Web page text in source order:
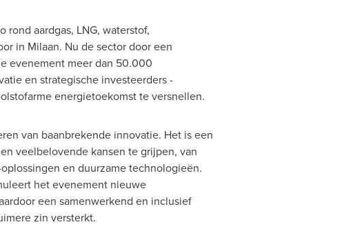
aardgas, LNG, waterstof,
in Milaan. Nu desector door een
evenement meer dan 50.000
en strategische investeerders -
energietoekomst te versnellen.
van baanbrekende innovatie. Het is een
veelbelovende kansen te grijpen, van
en duurzame technologieën.
het evenement nieuwe
een samenwerkend en inclusief
zin versterkt.